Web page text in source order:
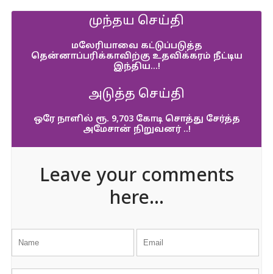
முந்தய செய்தி
மலேரியாவை கட்டுப்படுத்த
தென்னாப்பரிக்காவிற்கு உதவிக்கரம் நீட்டிய
இந்திய…!
அடுத்த செய்தி
ஒரே நாளில் ரூ. 9,703 கோடி சொத்து சேர்த்த
அமேசான் நிறுவனர் ..!
Leave your comments
here...